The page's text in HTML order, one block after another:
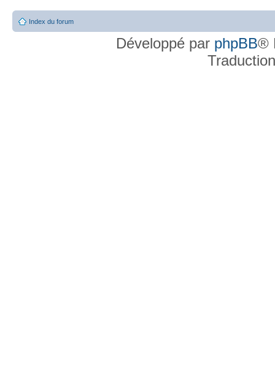
Index du forum
Développé par phpBB®